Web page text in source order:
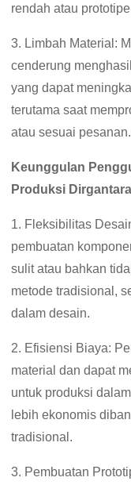
rendah atau
3. Limbah Material:
cenderung
yang dapat
terutama saat
atau sesuai pesanan.
Keunggulan
Produksi
1. Fleksibilitas
pembuatan
sulit atau bahkan
metode tradisional,
dalam desain.
2. Efisiensi Biaya:
material dan dapat
untuk produksi
lebih ekonomis
tradisional.
3. Pembuatan